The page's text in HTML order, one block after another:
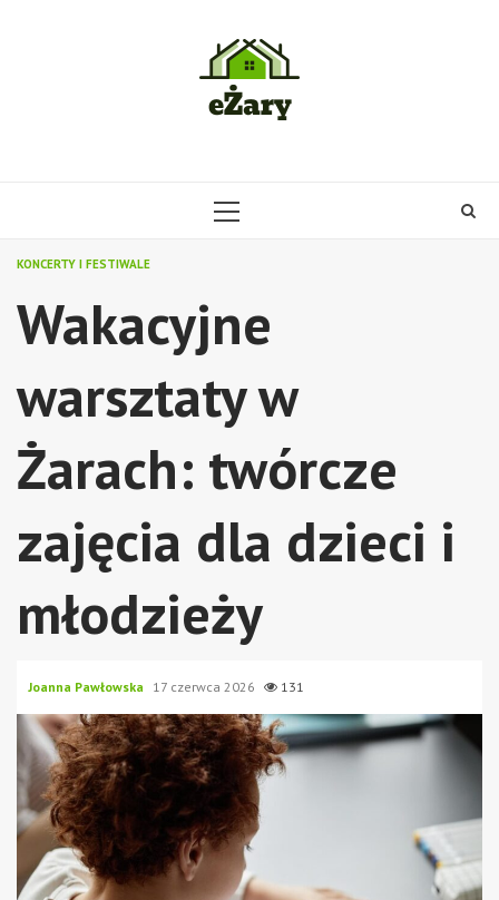
PRIMARY
KONCERTY I FESTIWALE
Wakacyjne
warsztaty w
Żarach: twórcze
zajęcia dla dzieci i
młodzieży
Joanna Pawłowska 17 czerwca 2026 131